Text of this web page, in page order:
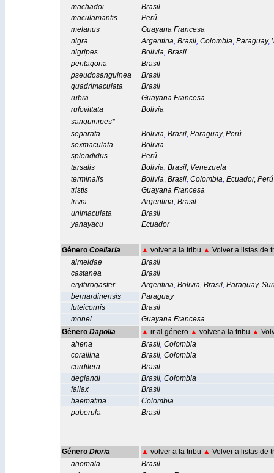
machadoi
Brasil
maculamantis
Perú
melanus
Guayana Francesa
nigra
Argentina, Brasil, Colombia, Paraguay,
nigripes
Bolivia, Brasil
pentagona
Brasil
pseudosanguinea
Brasil
quadrimaculata
Brasil
rubra
Guayana Francesa
rufovittata
Bolivia
sanguinipes*
separata
Bolivia, Brasil, Paraguay, Perú
sexmaculata
Bolivia
splendidus
Perú
tarsalis
Bolivia, Brasil, Venezuela
terminalis
Bolivia, Brasil, Colombia, Ecuador, Perú
tristis
Guayana Francesa
trivia
Argentina, Brasil
unimaculata
Brasil
yanayacu
Ecuador
Género Coeliaria ▲ volver a la tribu ▲ Volver a listas de
almeidae
Brasil
castanea
Brasil
erythrogaster
Argentina, Bolivia, Brasil, Paraguay,
bernardinensis
Paraguay
luteicornis
Brasil
monei
Guayana Francesa
Género Dapolia ▲ ir al género ▲ volver a la tribu ▲
ahena
Brasil, Colombia
corallina
Brasil, Colombia
cordifera
Brasil
deglandi
Brasil, Colombia
fallax
Brasil
haematina
Colombia
puberula
Brasil
GéneroDioria ▲ volver a la tribu ▲ Volver a listas de
anomala
Brasil